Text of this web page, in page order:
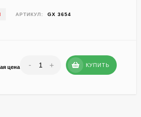
АРТИКУЛ: GX 3654
цена - + КУПИТЬ